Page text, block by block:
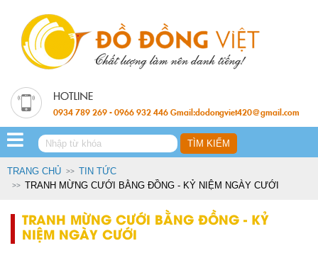
0934 789 269 - 0966 932 446 Gmail:dodongviet420@gmail.com
TRANG CHỦ
TIN TỨC
TRANH MỪNG CƯỚI BẰNG ĐỒNG - KỶ NIỆM NGÀY CƯỚI
TRANH MỪNG CƯỚI BẰNG ĐỒNG - KỶ
NIỆM NGÀY CƯỚI